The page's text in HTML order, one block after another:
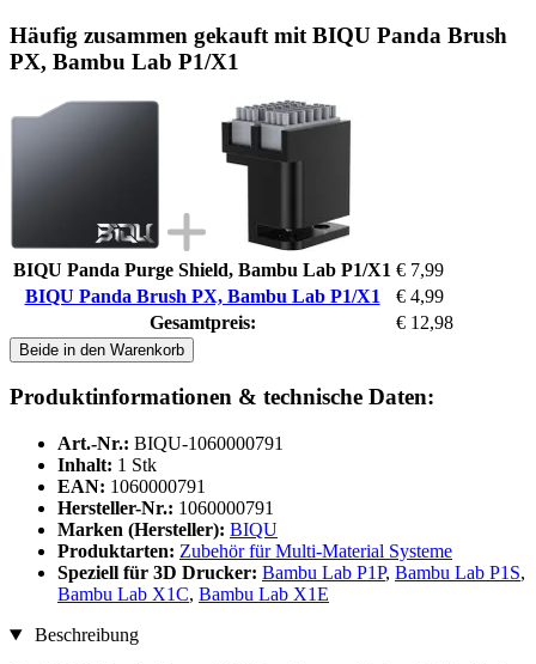
Häufig zusammen gekauft mit BIQU Panda Brush
PX, Bambu Lab P1/X1
BIQU Panda Purge Shield, Bambu Lab P1/X1 € 7,99
BIQU Panda Brush PX, Bambu Lab P1/X1
€ 4,99
Gesamtpreis:
€ 12,98
Beide in den Warenkorb
Produktinformationen & technische Daten:
Art.-Nr.: BIQU-1060000791
Inhalt: 1 Stk
EAN: 1060000791
Hersteller-Nr.: 1060000791
Marken (Hersteller): BIQU
Produktarten: Zubehör für Multi-Material Systeme
Speziell für 3D Drucker: Bambu Lab P1P, Bambu Lab P1S,
Bambu Lab X1C, Bambu Lab X1E
Beschreibung